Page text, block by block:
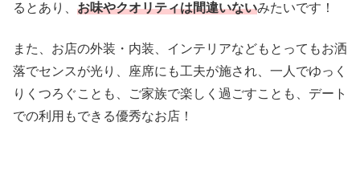
るとあり、 お味やクオリティは間違いないみたいです！
また、お店の外装・内装、インテリアなどもとってもお洒
落でセンスが光り、座席にも工夫が施され、一人でゆっく
りくつろぐことも、ご家族で楽しく過ごすことも、デート
での利用もできる優秀なお店！